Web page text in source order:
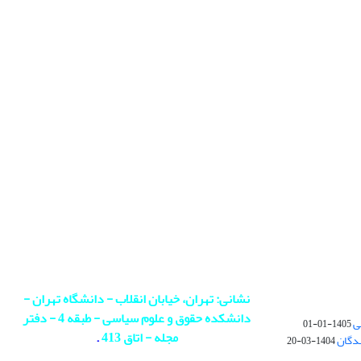
1405-01-01
1404-03-20
نشانی: تهران، خیابان انقلاب - دانشگاه تهران -
دانشکده حقوق و علوم سیاسی - طبقه 4 - دفتر
مجله - اتاق 413
.